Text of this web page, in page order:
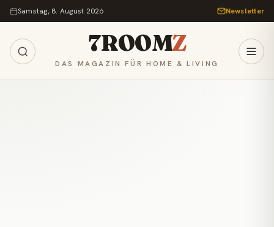
Zum Inhalt springen
Samstag, 8. August 2026 Newsletter
7ROOMZ
DAS MAGAZIN FÜR HOME & LIVING